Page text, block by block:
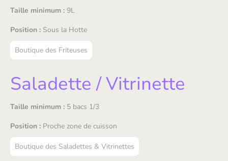
Taille minimum : 9L
Position : Sous la Hotte
Boutique des Friteuses
Saladette / Vitrinette
Taille minimum : 5 bacs 1/3
Position : Proche zone de cuisson
Boutique des Saladettes & Vitrinettes